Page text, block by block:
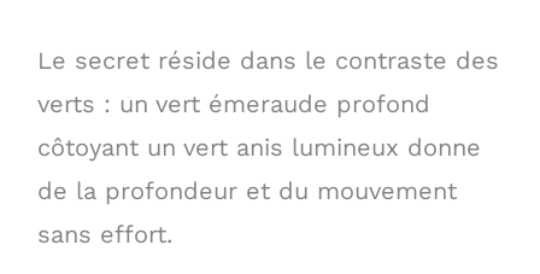
Le secret réside dans le contraste des
verts : un vert émeraude profond
côtoyant un vert anis lumineux donne
de la profondeur et du mouvement
sans effort.